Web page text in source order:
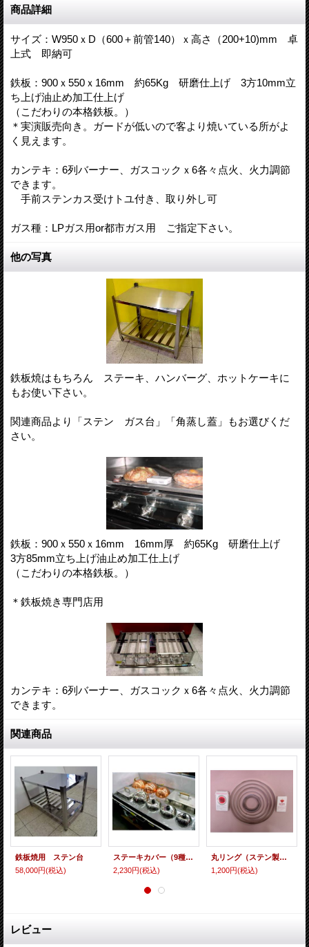
商品詳細
サイズ：W950ｘD（600＋前管140）ｘ高さ（200+10)mm 卓
上式 即納可
鉄板：900ｘ550ｘ16mm 約65Kg 研磨仕上げ 3方10mm立
ち上げ油止め加工仕上げ
（こだわりの本格鉄板。）
＊実演販売向き。ガードが低いので客より焼いている所がよ
く見えます。
カンテキ：6列バーナー、ガスコックｘ6各々点火、火力調節
できます。
手前ステンカス受けトユ付き、取り外し可
ガス種：LPガス用or都市ガス用 ご指定下さい。
他の写真
鉄板焼はもちろん ステーキ、ハンバーグ、ホットケーキに
もお使い下さい。
関連商品より「ステン ガス台」「角蒸し蓋」もお選びくだ
さい。
鉄板：900ｘ550ｘ16mm 16mm厚 約65Kg 研磨仕上げ
3方85mm立ち上げ油止め加工仕上げ
（こだわりの本格鉄板。）
＊鉄板焼き専門店用
カンテキ：6列バーナー、ガスコックｘ6各々点火、火力調節
できます。
関連商品
鉄板焼用 ステン台
58,000円(税込)
ステーキカバー（9種） 即納可
2,230円(税込)
丸リング（ステン製）8サイズ
1,200円(税込)
レビュー